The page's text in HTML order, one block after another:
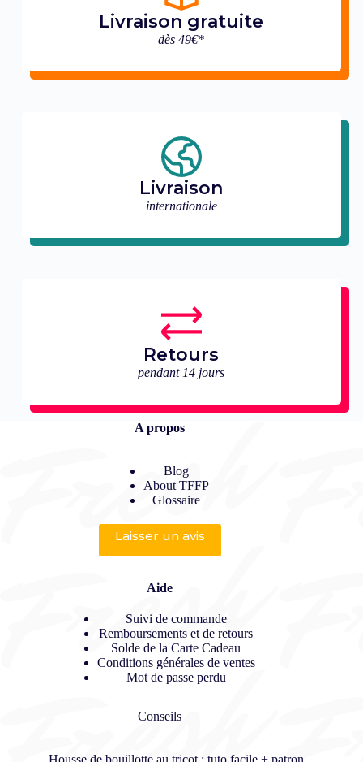
Livraison gratuite
dès 49€*
Livraison
internationale
Retours
pendant 14 jours
A propos
Blog
About TFFP
Glossaire
Laisser un avis
Aide
Suivi de commande
Remboursements et de retours
Solde de la Carte Cadeau
Conditions générales de ventes
Mot de passe perdu
Conseils
Housse de bouillotte au tricot : tuto facile + patron